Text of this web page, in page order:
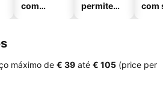
com
permitem
com
máximo de ‎€ 39 até ‎€ 105 (price per